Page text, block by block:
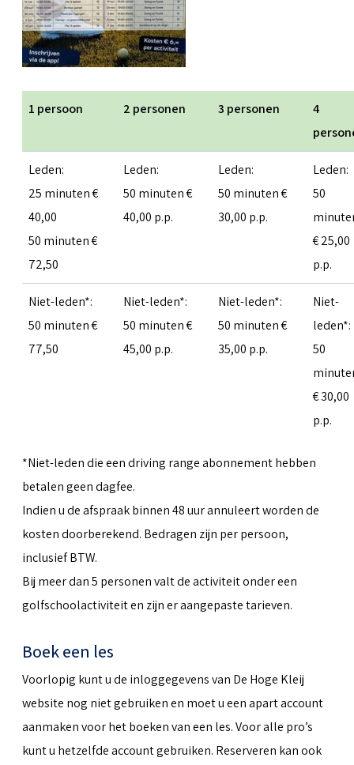
1 persoon 2 personen 3 personen
4
Leden:
25 minuten €
40,00
50 minuten €
72,50
Leden:
50 minuten €
40,00 p.p.
Leden:
50 minuten €
30,00 p.p.
Leden:
50
€ 25,00
p.p.
Niet-leden*:
50 minuten €
77,50
Niet-leden*:
50 minuten €
45,00 p.p.
Niet-leden*:
50 minuten €
35,00 p.p.
Niet-
leden*:
50
€ 30,00
p.p.
*Niet-leden die een driving range abonnement hebben
betalen geen dagfee.
Indien u de afspraak binnen 48 uur annuleert worden de
kosten doorberekend. Bedragen zijn per persoon,
inclusief BTW.
Bij meer dan 5 personen valt de activiteit onder een
golfschoolactiviteit en zijn er aangepaste tarieven.
Boek een les
Voorlopig kunt u de inloggegevens van De Hoge Kleij
website nog niet gebruiken en moet u een apart account
aanmaken voor het boeken van een les. Voor alle pro’s
kunt u hetzelfde account gebruiken. Reserveren kan ook